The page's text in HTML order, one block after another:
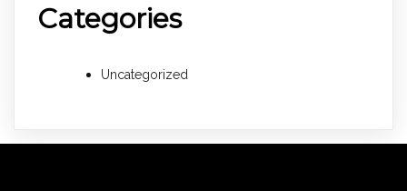
Categories
Uncategorized